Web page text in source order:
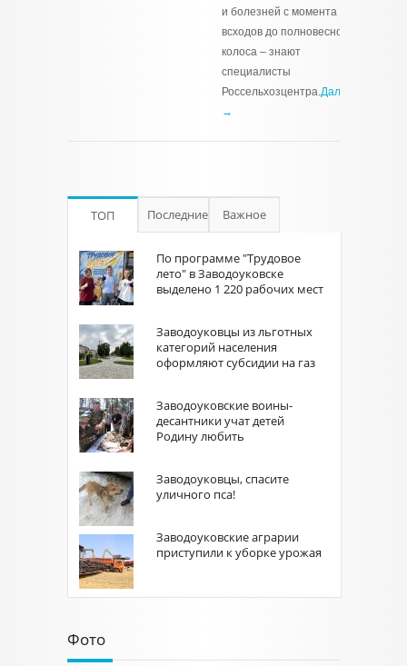
и болезней с момента
всходов до полновесного
колоса – знают
специалисты
Россельхозцентра.Далее
→
ТОП Последние Важное
По программе "Трудовое
лето" в Заводоуковске
выделено 1 220 рабочих мест
Заводоуковцы из льготных
категорий населения
оформляют субсидии на газ
Заводоуковские воины-
десантники учат детей
Родину любить
Заводоуковцы, спасите
уличного пса!
Заводоуковские аграрии
приступили к уборке урожая
Фото